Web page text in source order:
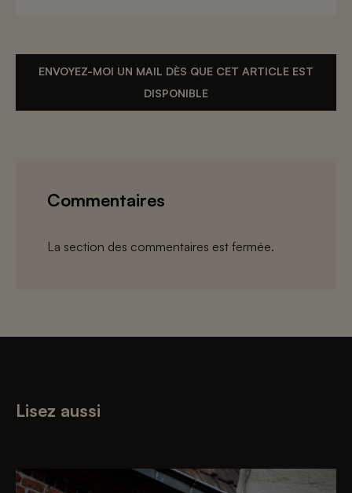
ENVOYEZ-MOI UN MAIL DÈS QUE CET ARTICLE EST
DISPONIBLE
Commentaires
La section des commentaires est fermée.
Lisez aussi